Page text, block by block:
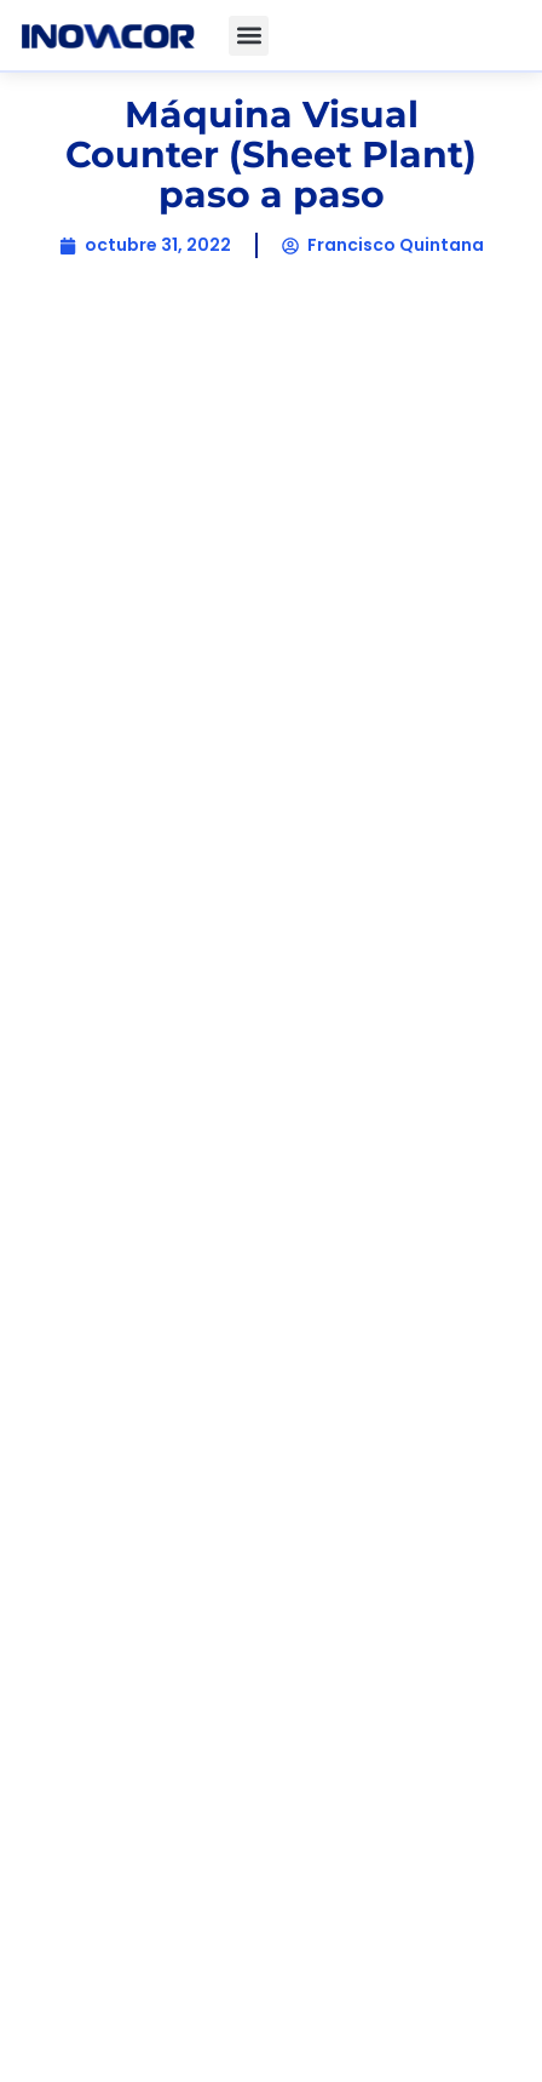
Máquina Visual
Counter (Sheet Plant)
paso a paso
octubre 31, 2022 Francisco Quintana